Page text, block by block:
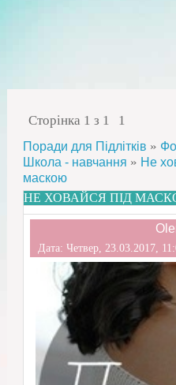
Сторінка 1 з 1 1
Поради для Підлітків »
Школа - навчання » Не
маскою
НЕ ХОВАЙСЯ ПІД
Дата: Четвер, 23.03.2017,